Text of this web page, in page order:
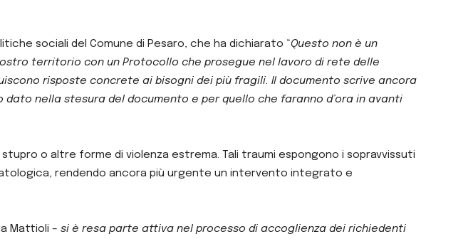
sociali del Comune di Pesaro, che ha dichiarato “Questo non è un
territorio con un Protocollo che prosegue nel lavoro di rete delle
risposte concrete ai bisogni dei più fragili. Il documento scrive ancora
nella stesura del documento e per quello che faranno d’ora in avanti
o altre forme di violenza estrema. Tali traumi espongono i sopravvissuti
rendendo ancora più urgente un intervento integrato e
Mattioli – si è resa parte attiva nel processo di accoglienza dei richiedenti